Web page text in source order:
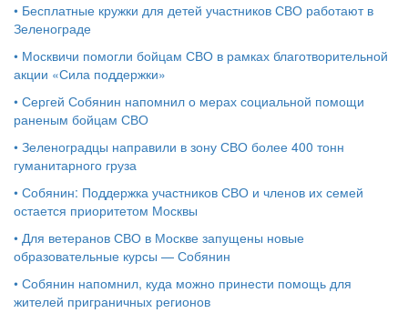
• Бесплатные кружки для детей участников СВО работают в
Зеленограде
• Москвичи помогли бойцам СВО в рамках благотворительной
акции «Сила поддержки»
• Сергей Собянин напомнил о мерах социальной помощи
раненым бойцам СВО
• Зеленоградцы направили в зону СВО более 400 тонн
гуманитарного груза
• Собянин: Поддержка участников СВО и членов их семей
остается приоритетом Москвы
• Для ветеранов СВО в Москве запущены новые
образовательные курсы — Собянин
• Собянин напомнил, куда можно принести помощь для
жителей приграничных регионов